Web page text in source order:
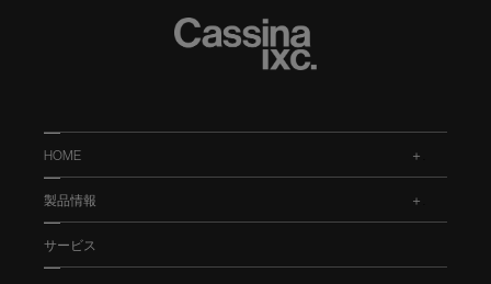
HOME
製品情報
サービス